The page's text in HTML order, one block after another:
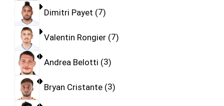
Dimitri Payet 7
Valentin Rongier 7
Andrea Belotti 3
Bryan Cristante 3